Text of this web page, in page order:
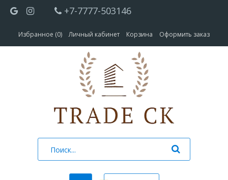
+7-7777-503146
Избранное (0) Личный кабинет Корзина Оформить заказ